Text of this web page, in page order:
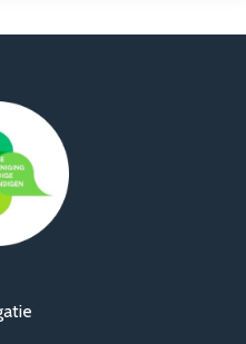
opleidingen
Kringen
opleidingen